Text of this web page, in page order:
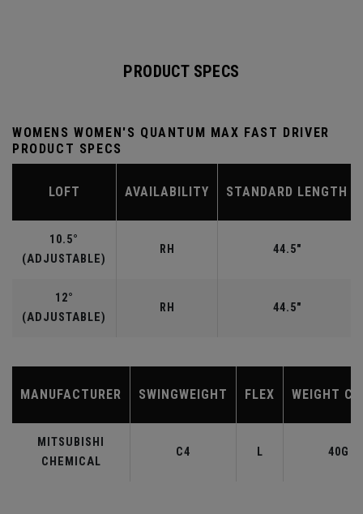
PRODUCT SPECS
WOMENS WOMEN'S QUANTUM MAX FAST DRIVER
PRODUCT SPECS
LOFT AVAILABILITY STANDARD LENGTH
10.5°
(ADJUSTABLE)
RH 44.5"
12°
(ADJUSTABLE)
RH 44.5"
MANUFACTURER SWINGWEIGHT FLEX WEIGHT
MITSUBISHI
CHEMICAL
C4 L 40G